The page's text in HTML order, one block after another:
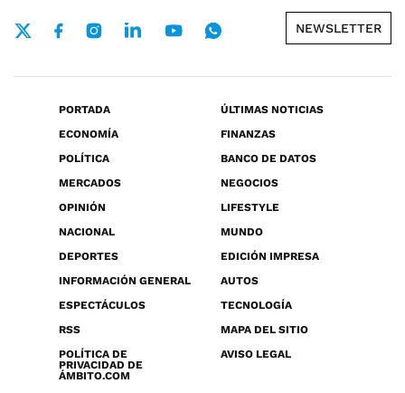
NEWSLETTER
PORTADA
ÚLTIMAS NOTICIAS
ECONOMÍA
FINANZAS
POLÍTICA
BANCO DE DATOS
MERCADOS
NEGOCIOS
OPINIÓN
LIFESTYLE
NACIONAL
MUNDO
DEPORTES
EDICIÓN IMPRESA
INFORMACIÓN GENERAL
AUTOS
ESPECTÁCULOS
TECNOLOGÍA
RSS
MAPA DEL SITIO
POLÍTICA DE
PRIVACIDAD DE
ÁMBITO.COM
AVISO LEGAL